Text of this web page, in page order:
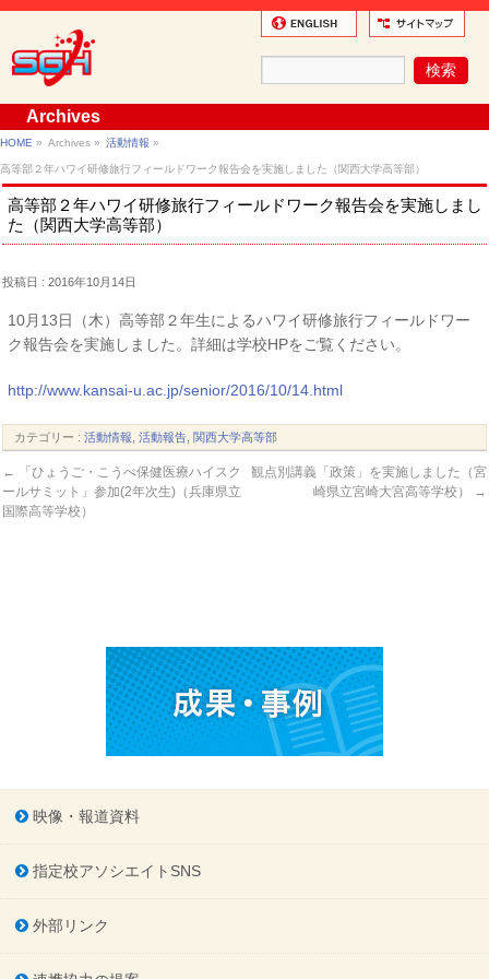
Archives
HOME » Archives » 活動情報 »
高等部２年ハワイ研修旅行フィールドワーク報告会を実施しました（関西大学高等部）
高等部２年ハワイ研修旅行フィールドワーク報告会を実施しまし
た（関西大学高等部）
投稿日 : 2016年10月14日
10月13日（木）高等部２年生によるハワイ研修旅行フィールドワー
ク報告会を実施しました。詳細は学校HPをご覧ください。
http://www.kansai-u.ac.jp/senior/2016/10/14.html
カテゴリー :活動情報 ,活動報告 ,関西大学高等部
←
「ひょうご・こうべ保健医療ハイスク
ールサミット」参加(2年次生)（兵庫県立
国際高等学校）
観点別講義「政策」を実施しました（宮
崎県立宮崎大宮高等学校）
→
映像・報道資料
指定校アソシエイトSNS
外部リンク